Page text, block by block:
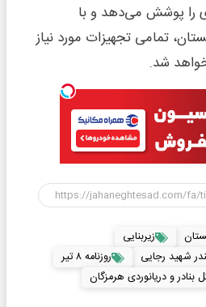
را پوشش می‌دهد و با
تمامی تجهیزات مورد نیاز
شد.
زیربنایی
شهید رجایی
روزنامه ۸ تیر
بنادر و دریانوردی هرمزگان